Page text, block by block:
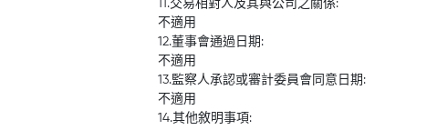
11.交易相對人及其與公司之關係:
不適用
12.董事會通過日期:
不適用
13.監察人承認或審計委員會同意日期:
不適用
14.其他敘明事項: